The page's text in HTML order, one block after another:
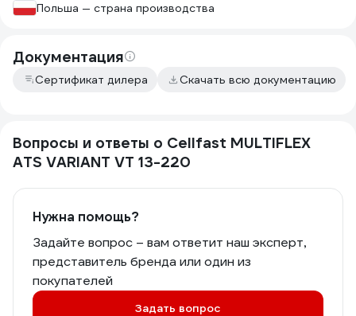
Польша — страна производства
Документация
Сертификат дилера Скачать всю документацию
Вопросы и ответы о Cellfast MULTIFLEX
ATS VARIANT VT 13-220
Нужна помощь?
Задайте вопрос – вам ответит наш эксперт,
представитель бренда или один из
покупателей
Задать вопрос